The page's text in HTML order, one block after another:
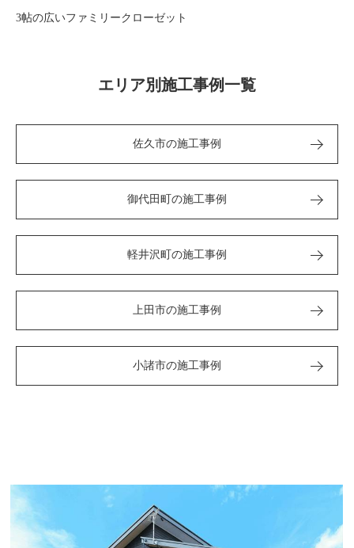
3帖の広いファミリークローゼット
エリア別施工事例一覧
佐久市の施工事例
御代田町の施工事例
軽井沢町の施工事例
上田市の施工事例
小諸市の施工事例